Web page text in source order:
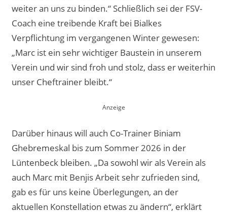
weiter an uns zu binden.“ Schließlich sei der FSV-
Coach eine treibende Kraft bei Bialkes
Verpflichtung im vergangenen Winter gewesen:
„Marc ist ein sehr wichtiger Baustein in unserem
Verein und wir sind froh und stolz, dass er weiterhin
unser Cheftrainer bleibt.“
Darüber hinaus will auch Co-Trainer Biniam
Ghebremeskal bis zum Sommer 2026 in der
Lüntenbeck bleiben. „Da sowohl wir als Verein als
auch Marc mit Benjis Arbeit sehr zufrieden sind,
gab es für uns keine Überlegungen, an der
aktuellen Konstellation etwas zu ändern“, erklärt